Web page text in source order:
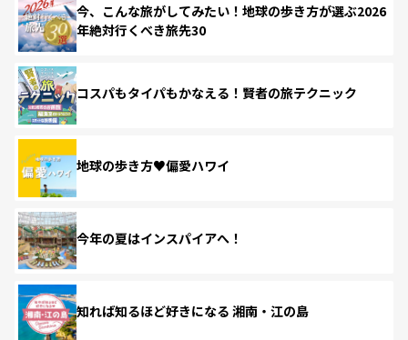
今、こんな旅がしてみたい！地球の歩き方が選ぶ2026
年絶対行くべき旅先30
コスパもタイパもかなえる！賢者の旅テクニック
地球の歩き方♥偏愛ハワイ
今年の夏はインスパイアへ！
知れば知るほど好きになる 湘南・江の島